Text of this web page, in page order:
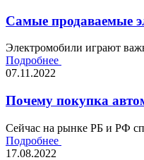
Самые продаваемые
Электромобили играют
Подробнее
07.11.2022
Почему покупка
Сейчас на рынке РБ и РФ
Подробнее
17.08.2022